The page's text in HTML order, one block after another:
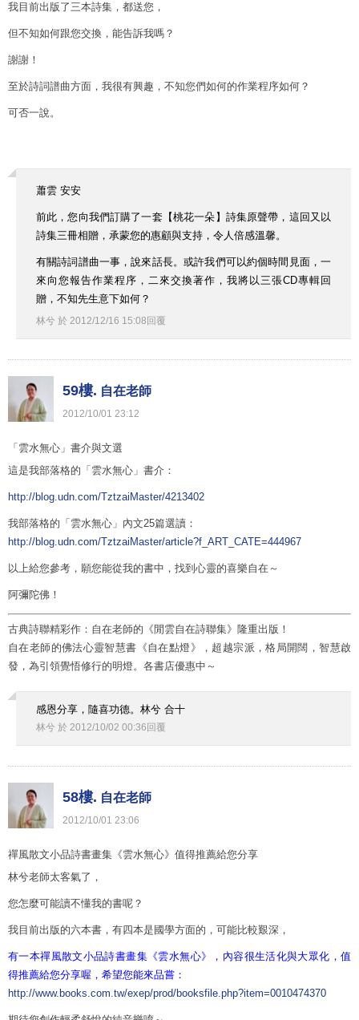
我目前出版了三本詩集，都送您，
但不知如何跟您交換，能告訴我嗎？
謝謝！
至於詩詞譜曲方面，我很有興趣，不知您們如何的作業程序如何？
可否一說。
蕭雲 安安
前此，您向我們訂購了一套【桃花一朵】詩集原聲帶，這回又以
詩集三冊相贈，承蒙您的惠顧與支持，令人倍感溫馨。
有關詩詞譜曲一事，說來話長。或許我們可以約個時間見面，一
來向您報告作業程序，二來交換著作，我將以三張CD專輯回
贈，不知先生意下如何？
林兮 於 2012/12/16 15:08 回覆
59樓. 自在老師
2012/10/01 23:12
「雲水無心」書介與文選
這是我部落格的「雲水無心」書介：
http://blog.udn.com/TztzaiMaster/4213402
我部落格的「雲水無心」內文25篇選讀：
http://blog.udn.com/TztzaiMaster/article?f_ART_CATE=444967
以上給您參考，願您能從我的書中，找到心靈的喜樂自在～
阿彌陀佛！
古典詩聯精彩作：自在老師的《閒雲自在詩聯集》隆重出版！
自在老師的佛法心靈智慧書《自在點燈》，超越宗派，格局開闊，智慧啟
發，為引領覺悟修行的明燈。各書店優惠中～
感恩分享，隨喜功德。林兮 合十
林兮 於 2012/10/02 00:36 回覆
58樓. 自在老師
2012/10/01 23:06
禪風散文小品詩書畫集《雲水無心》值得推薦給您分享
林兮老師太客氣了，
您怎麼可能讀不懂我的書呢？
我目前出版的六本書，有四本是國學方面的，可能比較艱深，
有一本禪風散文小品詩書畫集《雲水無心》，內容很生活化與大眾化，值
得推薦給您分享喔，希望您能來品嘗：
http://www.books.com.tw/exep/prod/booksfile.php?item=0010474370